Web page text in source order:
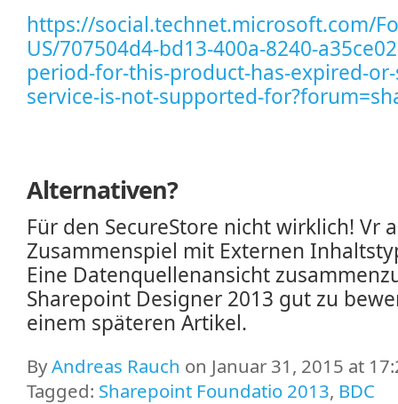
https://social.technet.microsoft.com/
US/707504d4-bd13-400a-8240-
period-for-this-product-has-expired-
service-is-not-supported-
Alternativen?
Für den SecureStore nicht wirklich! Vr
Zusammenspiel mit Externen
Eine Datenquellenansicht
Sharepoint Designer 2013 gut zu
einem späteren Artikel.
ByAndreas Rauch on Januar 31, 2015 at
Tagged: Sharepoint Foundatio 2013, BDC